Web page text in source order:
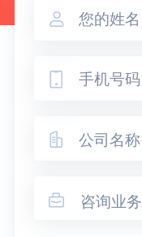



 咨询业务